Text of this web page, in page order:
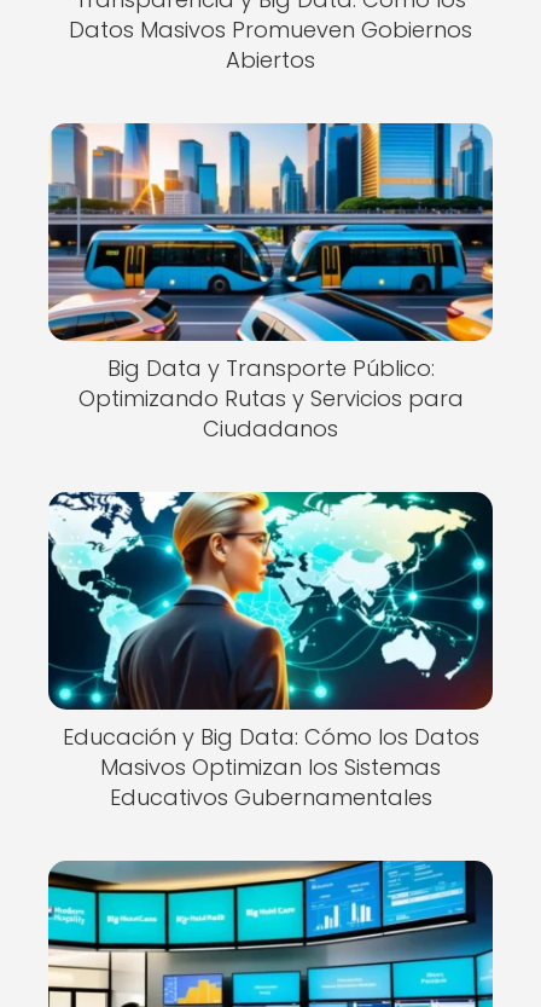
Datos Masivos Promueven Gobiernos
Abiertos
Big Data y Transporte Público:
Optimizando Rutas y Servicios para
Ciudadanos
Educación y Big Data: Cómo los Datos
Masivos Optimizan los Sistemas
Educativos Gubernamentales